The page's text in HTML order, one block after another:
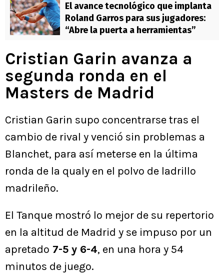
El avance tecnológico que implanta
Roland Garros para sus jugadores:
“Abre la puerta a herramientas”
Cristian Garin avanza a
segunda ronda en el
Masters de Madrid
Cristian Garin supo concentrarse tras el
cambio de rival y venció sin problemas a
Blanchet, para así meterse en la última
ronda de la qualy en el polvo de ladrillo
madrileño.
El Tanque mostró lo mejor de su repertorio
en la altitud de Madrid y se impuso por un
apretado 7-5 y 6-4, en una hora y 54
minutos de juego.